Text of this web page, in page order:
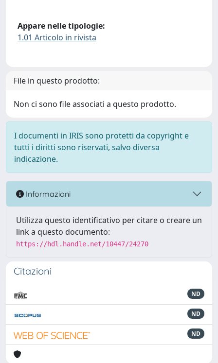
Appare nelle tipologie:
1.01 Articolo in rivista
File in questo prodotto:
Non ci sono file associati a questo prodotto.
I documenti in IRIS sono protetti da copyright e
tutti i diritti sono riservati, salvo diversa
indicazione.
Informazioni
Utilizza questo identificativo per citare o creare un
link a questo documento:
https://hdl.handle.net/10447/24270
Citazioni
ND
ND
ND